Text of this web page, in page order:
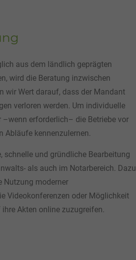
aus dem ländlich geprägten
wird die Beratung inzwischen
wir Wert darauf, dass der Mandant
verloren werden. Um individuelle
erforderlich– die Betriebe vor
Abläufe kennenzulernen.
schnelle und gründliche Bearbeitung
als auch im Notarbereich. Dazu
Nutzung moderner
Videokonferenzen oder Möglichkeit
Akten online zuzugreifen.